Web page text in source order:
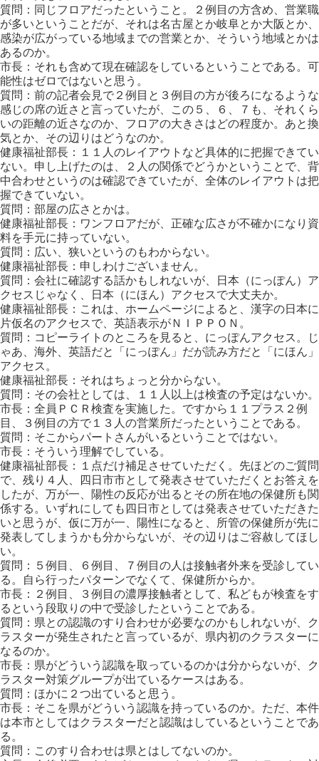
質問：同じフロアだったということ。２例目の方含め、営業職
が多いということだが、それは名古屋とか岐阜とか大阪とか、
感染が広がっている地域までの営業とか、そういう地域とかは
あるのか。
市長：それも含めて現在確認をしているということである。可
能性はゼロではないと思う。
質問：前の記者会見で２例目と３例目の方が後ろになるような
感じの席の近さと言っていたが、この５、６、７も、それくら
いの距離の近さなのか、フロアの大きさはどの程度か。あと換
気とか、その辺りはどうなのか。
健康福祉部長：１１人のレイアウトなど具体的に把握できてい
ない。申し上げたのは、２人の関係でどうかということで、背
中合わせというのは確認できていたが、全体のレイアウトは把
握できていない。
質問：部屋の広さとかは。
健康福祉部長：ワンフロアだが、正確な広さが不確かになり資
料を手元に持っていない。
質問：広い、狭いというのもわからない。
健康福祉部長：申しわけございません。
質問：会社に確認する話かもしれないが、日本（にっぽん）ア
クセスじゃなく、日本（にほん）アクセスで大丈夫か。
健康福祉部長：これは、ホームページによると、漢字の日本に
片仮名のアクセスで、英語表示がＮＩＰＰＯＮ。
質問：コピーライトのところを見ると、にっぽんアクセス。じ
ゃあ、海外、英語だと「にっぽん」だが読み方だと「にほん」
アクセス。
健康福祉部長：それはちょっと分からない。
質問：その会社としては、１１人以上は検査の予定はないか。
市長：全員ＰＣＲ検査を実施した。ですから１１プラス２例
目、３例目の方で１３人の営業所だったということである。
質問：そこからパートさんがいるということではない。
市長：そういう理解でしている。
健康福祉部長：１点だけ補足させていただく。先ほどのご質問
で、残り４人、四日市市として発表させていただくとお答えを
したが、万が一、陽性の反応が出るとその所在地の保健所も関
係する。いずれにしても四日市としては発表させていただきた
いと思うが、仮に万が一、陽性になると、所管の保健所が先に
発表してしまうかも分からないが、その辺りはご容赦してほし
い。
質問：５例目、６例目、７例目の人は接触者外来を受診してい
る。自ら行ったパターンでなくて、保健所からか。
市長：２例目、３例目の濃厚接触者として、私どもが検査をす
るという段取りの中で受診したということである。
質問：県との認識のすり合わせが必要なのかもしれないが、ク
ラスターが発生されたと言っているが、県内初のクラスターに
なるのか。
市長：県がどういう認識を取っているのかは分からないが、ク
ラスター対策グループが出ているケースはある。
質問：ほかに２つ出ていると思う。
市長：そこを県がどういう認識を持っているのか。ただ、本件
は本市としてはクラスターだと認識はしているということであ
る。
質問：このすり合わせは県とはしてないのか。